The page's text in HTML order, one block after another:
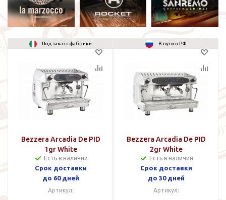
Под заказ с фабрики
Bezzera Arcadia De PID
1gr White
Есть в наличии
Cрок доставки
до 60 дней
Артикул:
В пути в РФ
Bezzera Arcadia De PID
2gr White
Есть в наличии
Срок доставки
до 30 дней
Артикул: